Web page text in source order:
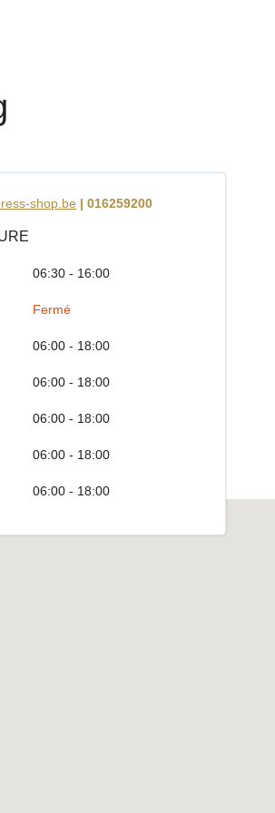
shop.be | 016259200
06:30 - 16:00
Fermé
06:00 - 18:00
06:00 - 18:00
06:00 - 18:00
06:00 - 18:00
06:00 - 18:00